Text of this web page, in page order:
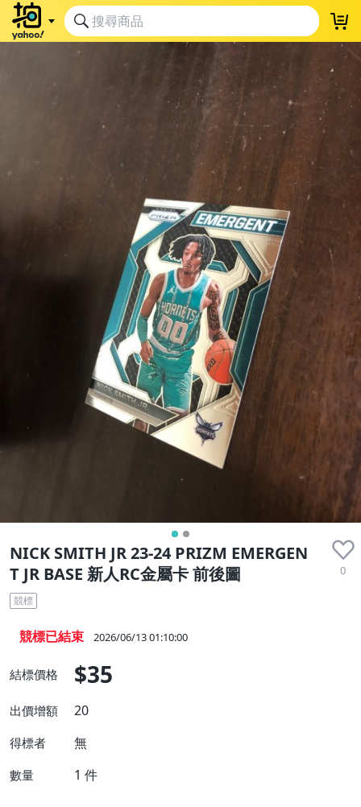
NICK SMITH JR 23-24 PRIZM EMERGEN
T JR BASE 新人RC金屬卡 前後圖
0
競標
競標已結束 2026/06/13 01:10:00
結標價格 $35
出價增額 20
得標者 無
數量 1 件